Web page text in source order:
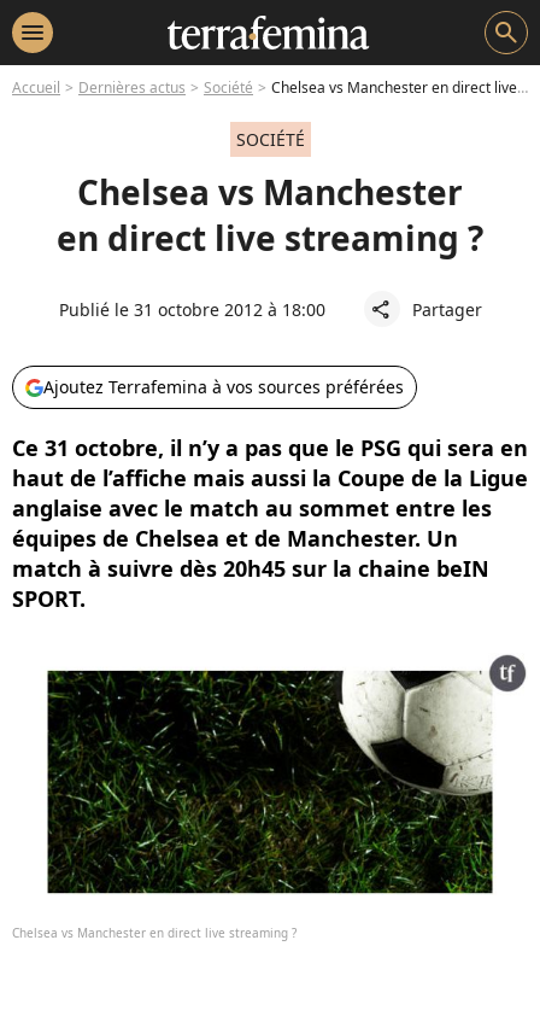
menu search
Accueil Dernières actus Société Chelsea vs Manchester en direct live streaming ?
SOCIÉTÉ
Chelsea vs Manchester
en direct live streaming ?
Publié le 31 octobre 2012 à 18:00 share Partager
Ajoutez Terrafemina à vos sources préférées
Ce 31 octobre, il n’y a pas que le PSG qui sera en
haut de l’affiche mais aussi la Coupe de la Ligue
anglaise avec le match au sommet entre les
équipes de Chelsea et de Manchester. Un
match à suivre dès 20h45 sur la chaine beIN
SPORT.
Chelsea vs Manchester en direct live streaming ?